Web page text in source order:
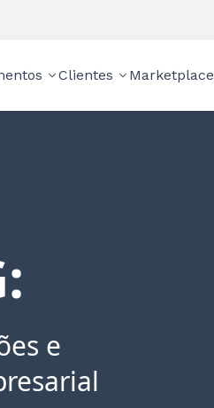
Clientes Marketplace
e